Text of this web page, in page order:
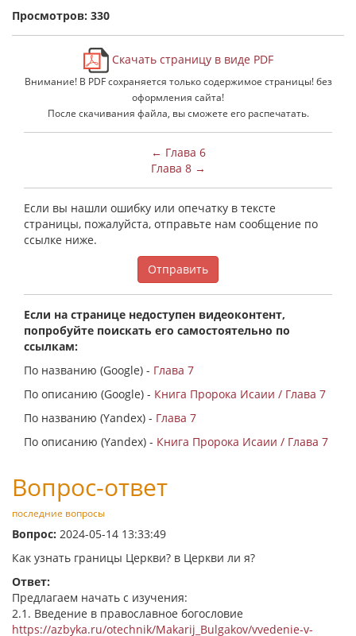
Просмотров: 330
Скачать страницу в виде PDF
Внимание! В PDF сохраняется только содержимое страницы! без
оформления сайта!
После скачивания файла, вы сможете его распечатать.
← Глава 6
Глава 8 →
Если вы нашли ошибку или опечатку в тексте
страницы, пожалуйста, отправьте нам сообщение по
ссылке ниже.
Отправить
Если на странице недоступен видеоконтент,
попробуйте поискать его самостоятельно по
ссылкам:
По названию (Google) - Глава 7
По описанию (Google) - Книга Пророка Исаии / Глава 7
По названию (Yandex) - Глава 7
По описанию (Yandex) - Книга Пророка Исаии / Глава 7
Вопрос-ответ
последние вопросы
Вопрос: 2024-05-14 13:33:49
Как узнать границы Церкви? в Церкви ли я?
Ответ:
Предлагаем начать с изучения:
2.1. Введение в православное богословие
https://azbyka.ru/otechnik/Makarij_Bulgakov/vvedenie-v-